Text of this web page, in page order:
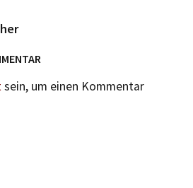
sein, um einen Kommentar